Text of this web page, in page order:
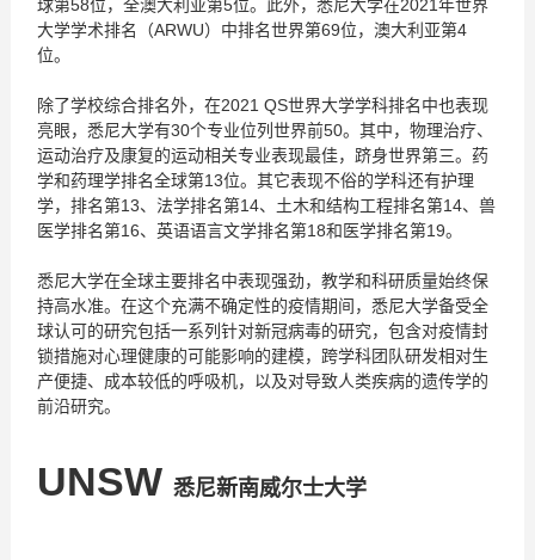
球第58位，全澳大利亚第5位。此外，悉尼大学在2021年世界
大学学术排名（ARWU）中排名世界第69位，澳大利亚第4
位。
除了学校综合排名外，在2021 QS世界大学学科排名中也表现
亮眼，悉尼大学有30个专业位列世界前50。其中，物理治疗、
运动治疗及康复的运动相关专业表现最佳，跻身世界第三。药
学和药理学排名全球第13位。其它表现不俗的学科还有护理
学，排名第13、法学排名第14、土木和结构工程排名第14、兽
医学排名第16、英语语言文学排名第18和医学排名第19。
悉尼大学在全球主要排名中表现强劲，教学和科研质量始终保
持高水准。在这个充满不确定性的疫情期间，悉尼大学备受全
球认可的研究包括一系列针对新冠病毒的研究，包含对疫情封
锁措施对心理健康的可能影响的建模，跨学科团队研发相对生
产便捷、成本较低的呼吸机，以及对导致人类疾病的遗传学的
前沿研究。
UNSW 悉尼新南威尔士大学